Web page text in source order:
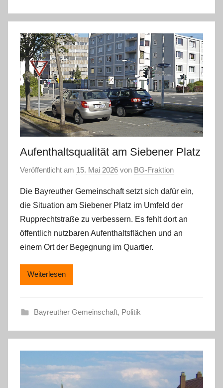
Aufenthaltsqualität am Siebener Platz
Veröffentlicht am 15. Mai 2026 von BG-Fraktion
Die Bayreuther Gemeinschaft setzt sich dafür ein,
die Situation am Siebener Platz im Umfeld der
Rupprechtstraße zu verbessern. Es fehlt dort an
öffentlich nutzbaren Aufenthaltsflächen und an
einem Ort der Begegnung im Quartier.
Weiterlesen
Bayreuther Gemeinschaft, Politik